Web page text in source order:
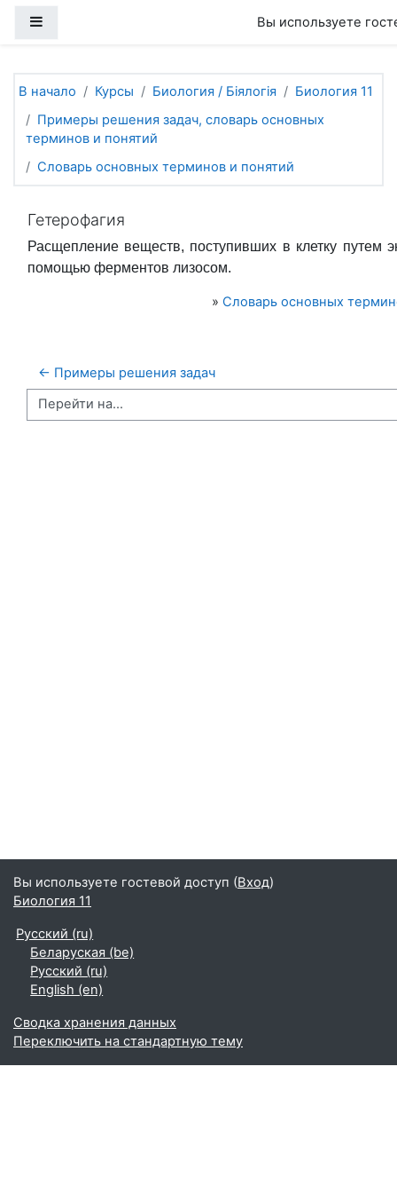
Вы используете
В начало Курсы Биология / Біялогія
Биология 11
Примеры решения задач, словарь основных
терминов и понятий
Словарь основных терминов и понятий
Гетерофагия
Расщепление веществ, поступивших в клетку путем
помощью ферментов лизосом.
» Словарь основных
← Примеры решения задач
Перейти на...
Вы используете гостевой доступ (Вход)
Биология 11
Русский ‎(ru)‎
Беларуская ‎(be)‎
Русский ‎(ru)‎
English ‎(en)‎
Сводка хранения данных
Переключить на стандартную тему